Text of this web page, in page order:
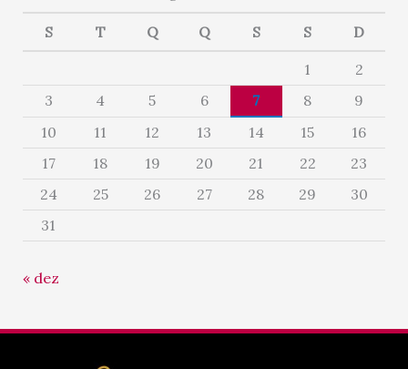
S T Q Q S S D
1
2
3
4 5 6 7 8
9
10
11 12 13 14 15
16
17
18 19 20 21 22
23
24
25 26 27 28 29
30
31
« dez